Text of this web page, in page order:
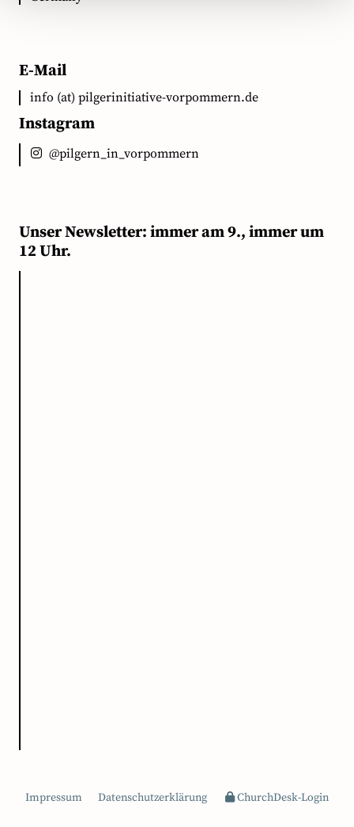
E-Mail
info (at) pilgerinitiative-vorpommern.de
Instagram
@pilgern_in_vorpommern
Unser Newsletter: immer am 9., immer um
12 Uhr.
Impressum Datenschutzerklärung ChurchDesk-Login